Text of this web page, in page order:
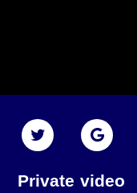
Private video